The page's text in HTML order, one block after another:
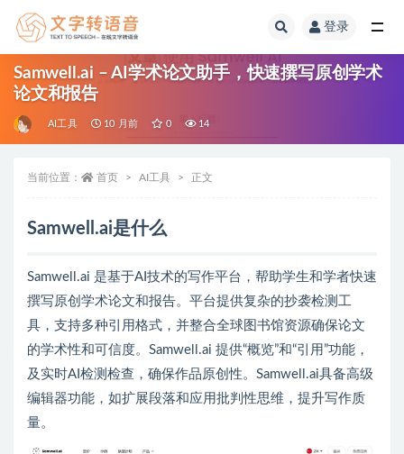
登录
Samwell.ai – AI学术论文助手，快速撰写原创学术
论文和报告
AI工具 10 月前 0 14
当前位置： 首页 AI工具 正文
Samwell.ai是什么
Samwell.ai 是基于AI技术的写作平台，帮助学生和学者快速
撰写原创学术论文和报告。平台提供复杂的抄袭检测工
具，支持多种引用格式，并整合全球图书馆资源确保论文
的学术性和可信度。Samwell.ai 提供“概览”和“引用”功能，
及实时AI检测检查，确保作品原创性。Samwell.ai具备高级
编辑器功能，如扩展段落和应用批判性思维，提升写作质
量。